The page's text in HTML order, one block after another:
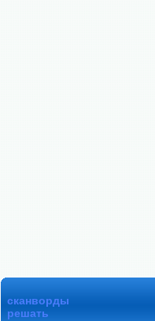
сканворды
решать